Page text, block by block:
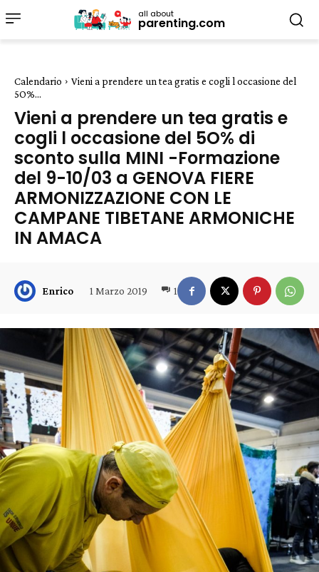
all about
parenting.com
Calendario
Vieni a prendere un tea gratis e cogli l occasione del
5O%...
Vieni a prendere un tea gratis e
cogli l occasione del 5O% di
sconto sulla MINI -Formazione
del 9-10/03 a GENOVA FIERE
ARMONIZZAZIONE CON LE
CAMPANE TIBETANE ARMONICHE
IN AMACA
Enrico 1 Marzo 2019 1